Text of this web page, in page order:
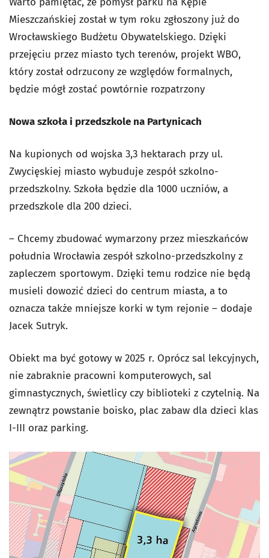
Mieszczańskiej został w tym roku zgłoszony już do
Wrocławskiego Budżetu Obywatelskiego. Dzięki
przejęciu przez miasto tych terenów, projekt WBO,
który został odrzucony ze względów formalnych,
będzie mógł zostać powtórnie rozpatrzony
Nowa szkoła i przedszkole na Partynicach
Na kupionych od wojska 3,3 hektarach przy ul.
Zwycięskiej miasto wybuduje zespół szkolno-
przedszkolny. Szkoła będzie dla 1000 uczniów, a
przedszkole dla 200 dzieci.
– Chcemy zbudować wymarzony przez mieszkańców
południa Wrocławia zespół szkolno-przedszkolny z
zapleczem sportowym. Dzięki temu rodzice nie będą
musieli dowozić dzieci do centrum miasta, a to
oznacza także mniejsze korki w tym rejonie – dodaje
Jacek Sutryk.
Obiekt ma być gotowy w 2025 r. Oprócz sal lekcyjnych,
nie zabraknie pracowni komputerowych, sal
gimnastycznych, świetlicy czy biblioteki z czytelnią. Na
zewnątrz powstanie boisko, plac zabaw dla dzieci klas
I-III oraz parking.